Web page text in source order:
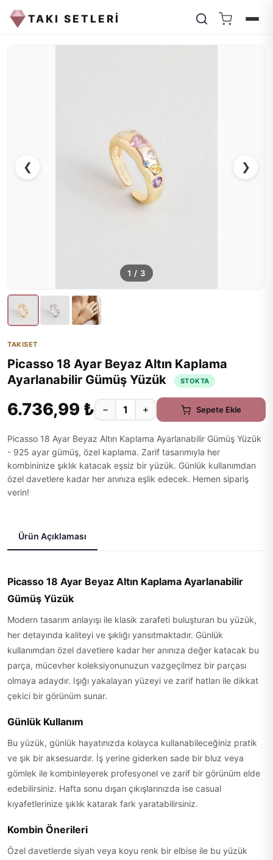
TAKI SETLERİ
❮ ❯
1 / 3
TAKISET
Picasso 18 Ayar Beyaz Altın Kaplama
Ayarlanabilir Gümüş Yüzük
STOKTA
6.736,99 ₺ − + Sepete Ekle
Picasso 18 Ayar Beyaz Altın Kaplama Ayarlanabilir Gümüş Yüzük
- 925 ayar gümüş, özel kaplama. Zarif tasarımıyla her
kombininize şıklık katacak eşsiz bir yüzük. Günlük kullanımdan
özel davetlere kadar her anınıza eşlik edecek. Hemen sipariş
verin!
Ürün Açıklaması
Picasso 18 Ayar Beyaz Altın Kaplama Ayarlanabilir
Gümüş Yüzük
Modern tasarım anlayışı ile klasik zarafeti buluşturan bu yüzük,
her detayında kaliteyi ve şıklığı yansıtmaktadır. Günlük
kullanımdan özel davetlere kadar her anınıza değer katacak bu
parça, mücevher koleksiyonunuzun vazgeçilmez bir parçası
olmaya adaydır. Işığı yakalayan yüzeyi ve zarif hatları ile dikkat
çekici bir görünüm sunar.
Günlük Kullanım
Bu yüzük, günlük hayatınızda kolayca kullanabileceğiniz pratik
ve şık bir aksesuardır. İş yerine giderken sade bir bluz veya
gömlek ile kombinleyerek profesyonel ve zarif bir görünüm elde
edebilirsiniz. Hafta sonu dışarı çıkışlarınızda ise casual
kıyafetlerinize şıklık katarak fark yaratabilirsiniz.
Kombin Önerileri
Özel davetlerde siyah veya koyu renk bir elbise ile bu yüzük